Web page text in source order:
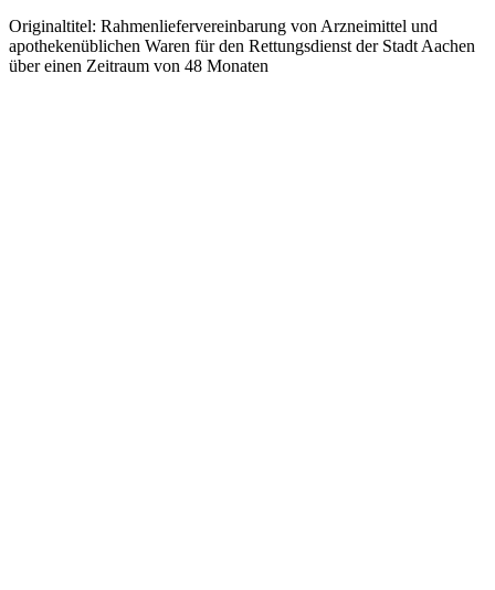
Originaltitel: Rahmenliefervereinbarung von Arzneimittel und
apothekenüblichen Waren für den Rettungsdienst der Stadt Aachen
über einen Zeitraum von 48 Monaten